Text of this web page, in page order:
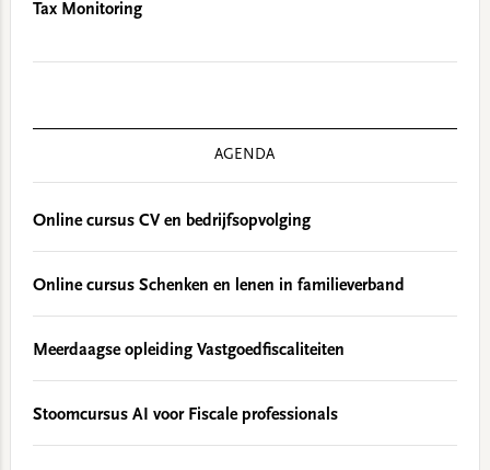
Tax Monitoring
AGENDA
Online cursus CV en bedrijfsopvolging
Online cursus Schenken en lenen in familieverband
Meerdaagse opleiding Vastgoedfiscaliteiten
Stoomcursus AI voor Fiscale professionals